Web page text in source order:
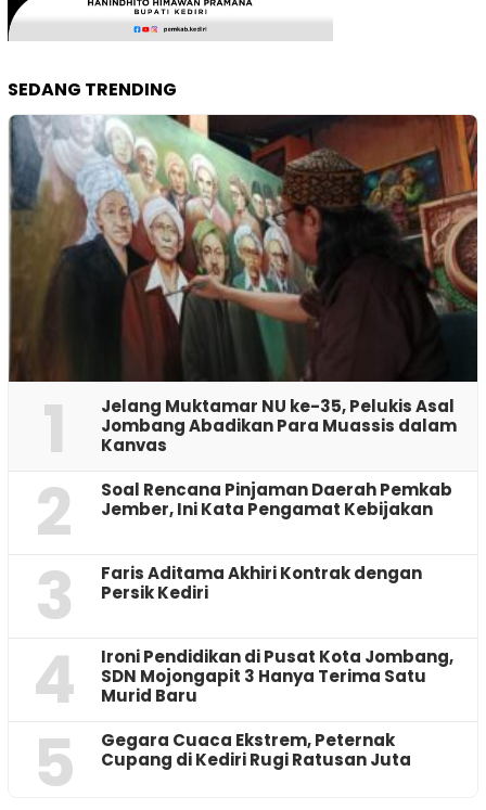
SEDANG TRENDING
1
Jelang Muktamar NU ke-35, Pelukis Asal
Jombang Abadikan Para Muassis dalam
Kanvas
2
‎Soal Rencana Pinjaman Daerah Pemkab
Jember, Ini Kata Pengamat Kebijakan ‎
3
Faris Aditama Akhiri Kontrak dengan
Persik Kediri
4
Ironi Pendidikan di Pusat Kota Jombang,
SDN Mojongapit 3 Hanya Terima Satu
Murid Baru
5
‎Gegara Cuaca Ekstrem, Peternak
Cupang di Kediri Rugi Ratusan Juta